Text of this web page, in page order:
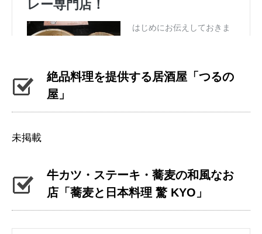
絶品料理を提供する居酒屋「つるの
屋」
未掲載
牛カツ・ステーキ・蕎麦の和風なお
店「蕎麦と日本料理 驚 KYO」